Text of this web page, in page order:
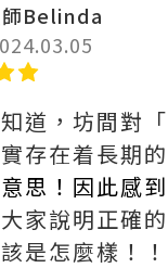
Belinda
道，坊間對
存在着長期的
思！因此感
家說明正確
是怎麼樣！！